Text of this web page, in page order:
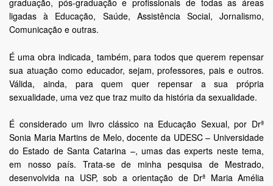
ligadas à Educação, Saúde, Assistência Social, Jornalismo,
Comunicação e outras.
É uma obra indicada¸ também, para todos que querem repensar
sua atuação como educador, sejam, professores, pais e outros.
Válida, ainda, para quem quer repensar a sua própria
sexualidade, uma vez que traz muito da história da sexualidade.
É considerado um livro clássico na Educação Sexual, por Drª
Sonia Maria Martins de Melo, docente da UDESC – Universidade
do Estado de Santa Catarina –, umas das experts neste tema,
em nosso país. Trata-se de minha pesquisa de Mestrado,
desenvolvida na USP, sob a orientação de Drª Maria Amélia